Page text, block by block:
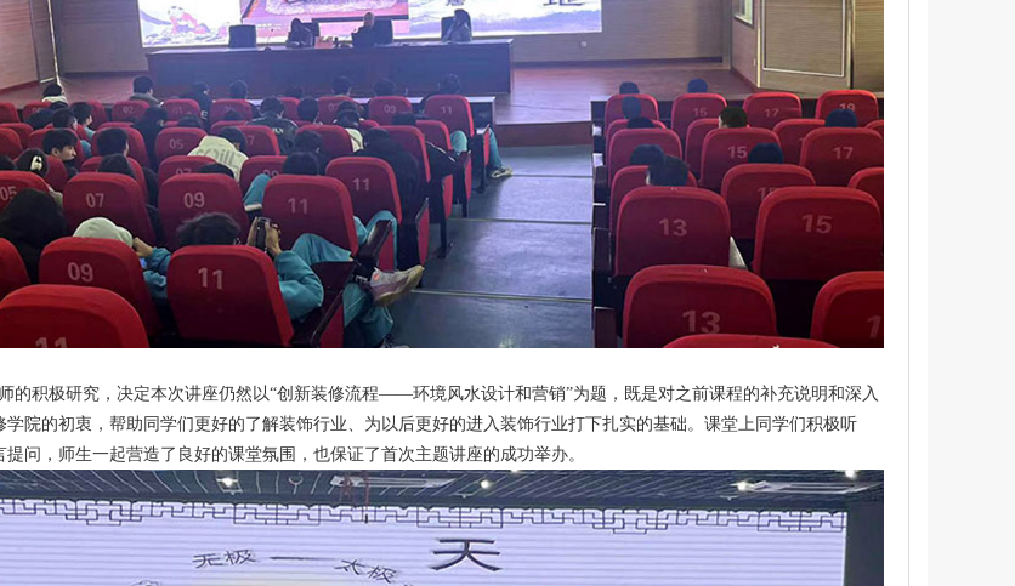
的积极研究，决定本次讲座仍然以“创新装修流程——环境风水设计和营销”为题，既是对之前课程的补充说明和深入
学院的初衷，帮助同学们更好的了解装饰行业、为以后更好的进入装饰行业打下扎实的基础。课堂上同学们积极听
问，师生一起营造了良好的课堂氛围，也保证了首次主题讲座的成功举办。